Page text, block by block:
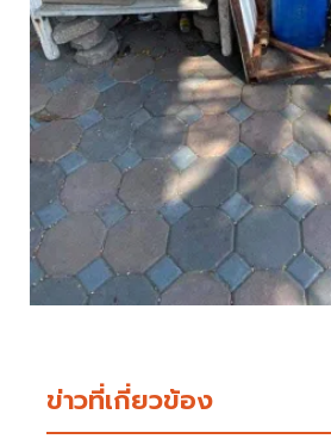
ข่าวที่เกี่ยวข้อง